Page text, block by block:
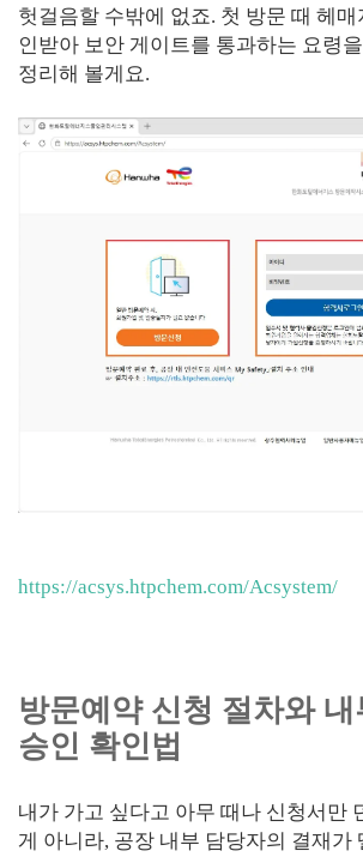
헛걸음할 수밖에 없죠. 첫 방문 때 헤
인받아 보안 게이트를 통과하는 요령
정리해 볼게요.
https://acsys.htpchem.com/Acsystem/
방문예약 신청 절차와 내
승인 확인법
내가 가고 싶다고 아무 때나 신청서만
게 아니라, 공장 내부 담당자의 결재가